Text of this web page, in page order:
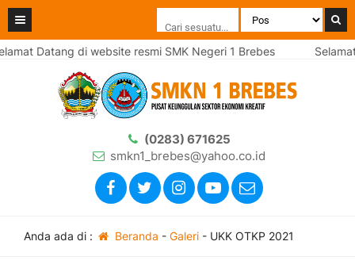
Datang di website resmi SMK Negeri 1 Brebes
(0283) 671625
smkn1_brebes@yahoo.co.id
Anda ada di : Beranda - Galeri- UKK OTKP 2021